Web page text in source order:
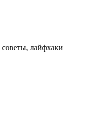
лайфхаки